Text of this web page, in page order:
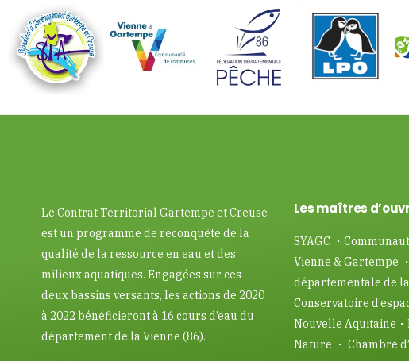
Le Contrat Territorial Gartempe et Creuse
est un programme de reconquête de la
qualité de la ressource en eau et des
milieux aquatiques. Engagées sur ces
deux bassins versants, les actions de 2020
à 2022 bénéficieront à 16 cours d’eau du
département de la Vienne (86).
Les maîtres
SYAGC ・
Vienne & Gartempe
départementale de la
Conservatoire
Nouvelle Aquitaine・
Nature ・ Chambre